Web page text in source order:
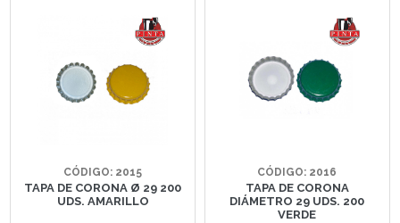
CÓDIGO: 2015
TAPA DE CORONA Ø 29 200
UDS. AMARILLO
CÓDIGO: 2016
TAPA DE CORONA
DIÁMETRO 29 UDS. 200
VERDE